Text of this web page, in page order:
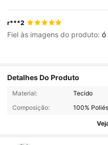
r***2
Fiel às imagens do produto:ó
Detalhes Do Produto
Material:
Tecido
Composição:
100%
1.6K